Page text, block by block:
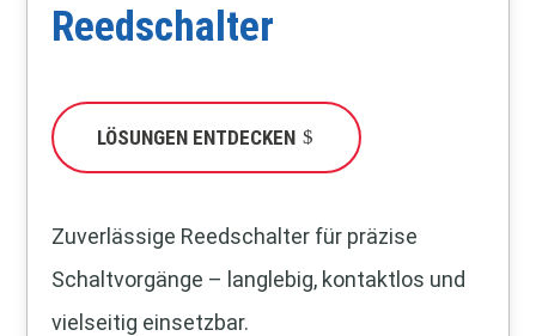
Reedschalter
LÖSUNGEN ENTDECKEN
Zuverlässige Reedschalter für präzise
Schaltvorgänge – langlebig, kontaktlos und
vielseitig einsetzbar.